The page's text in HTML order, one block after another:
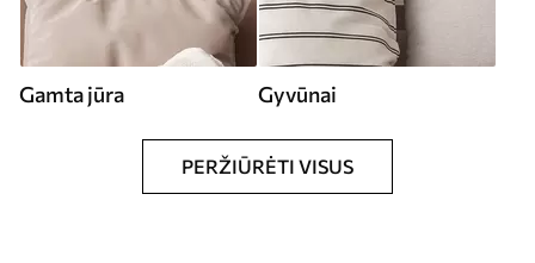
Gamta jūra Gyvūnai
PERŽIŪRĖTI VISUS